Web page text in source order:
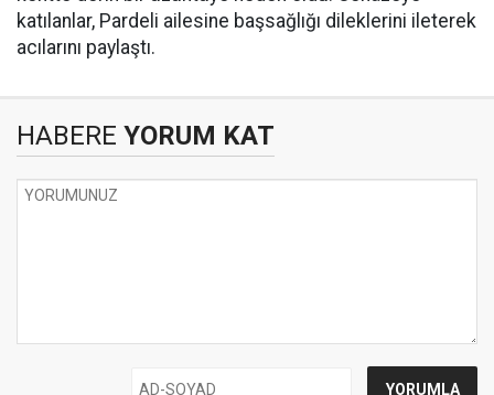
katılanlar, Pardeli ailesine başsağlığı dileklerini ileterek
acılarını paylaştı.
HABERE YORUM KAT